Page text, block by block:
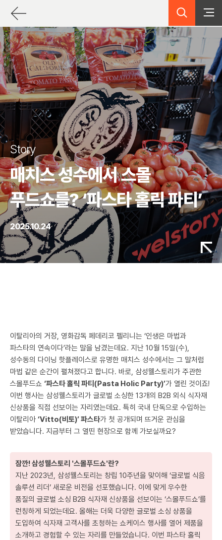
Story
매치스 성수에서 스몰
푸드쇼를? ‘파스타 홀릭 파티’
2025.10.24
이탈리아의 거장, 영화감독 페데리코 펠리니는 ‘인생은 마법과
파스타의 연속이다’라는 말을 남겼는데요. 지난 10월 15일(수),
성수동의 다이닝 핫플레이스로 유명한 매치스 성수에서는 그 말처럼
마법 같은 순간이 펼쳐졌다고 합니다. 바로, 삼성웰스토리가 주관한
스몰푸드쇼 ‘파스타 홀릭 파티(Pasta Holic Party)’가 열린 것이죠!
이번 행사는 삼성웰스토리가 글로벌 소싱한 13개의 B2B 외식 식자재
신상품을 직접 선보이는 자리였는데요. 특히 국내 단독으로 수입하는
이탈리아‘Vitto(비토)’ 파스타가 첫 공개되며 뜨거운 관심을
받았습니다. 지금부터 그 열띤 현장으로 함께 가보실까요?
잠깐! 삼성웰스토리 '스몰푸드쇼'란?
지난 2023년, 삼성웰스토리는 창립 10주년을 맞이해 ‘글로벌 식음
솔루션 리더’ 새로운 비전을 선포했습니다. 이에 맞게 우수한
품질의 글로벌 소싱 B2B 식자재 신상품을 선보이는 ‘스몰푸드쇼’를
런칭하게 되었는데요. 올해는 더욱 다양한 글로벌 소싱 상품을
도입하여 식자재 고객사를 초청하는 쇼케이스 행사를 열어 제품을
소개하고 경험할 수 있는 자리를 만들었습니다. 이번 파스타 홀릭